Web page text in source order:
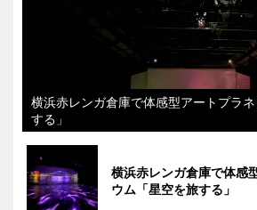
横浜赤レンガ倉庫で体感型アートプラ
する」
横浜赤レンガ倉庫で体感
ウム「星空を旅する」